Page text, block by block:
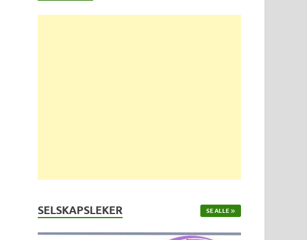
SELSKAPSLEKER SE ALLE